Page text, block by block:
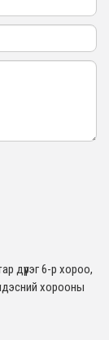
дүүрэг 6-р хороо,
хорооны